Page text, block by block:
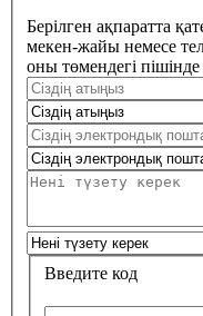
Берілген ақпаратта
мекен-жайы немесе
оны төмендегі пішінде
Введите код